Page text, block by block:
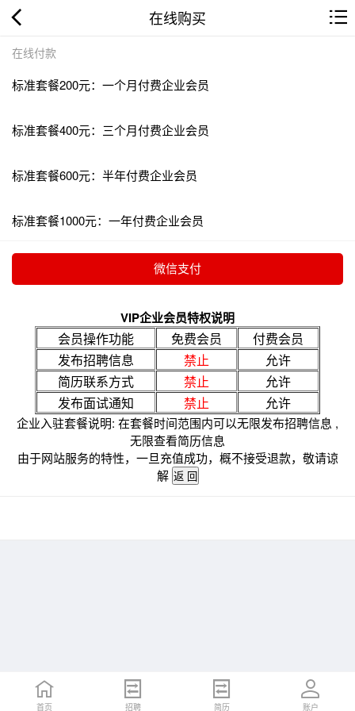
在线购买
在线付款
标准套餐200元：一个月付费企业会员
标准套餐400元：三个月付费企业会员
标准套餐600元：半年付费企业会员
标准套餐1000元：一年付费企业会员
VIP企业会员特权说明
会员操作功能 免费会员
付费会员
发布招聘信息
禁止
允许
简历联系方式
禁止
允许
发布面试通知
禁止 允许
企业入驻套餐说明: 在套餐时间范围内可以无限发布招聘信息 ,
无限查看简历信息
由于网站服务的特性，一旦充值成功，概不接受退款，敬请谅
解
首页 招聘 简历 账户